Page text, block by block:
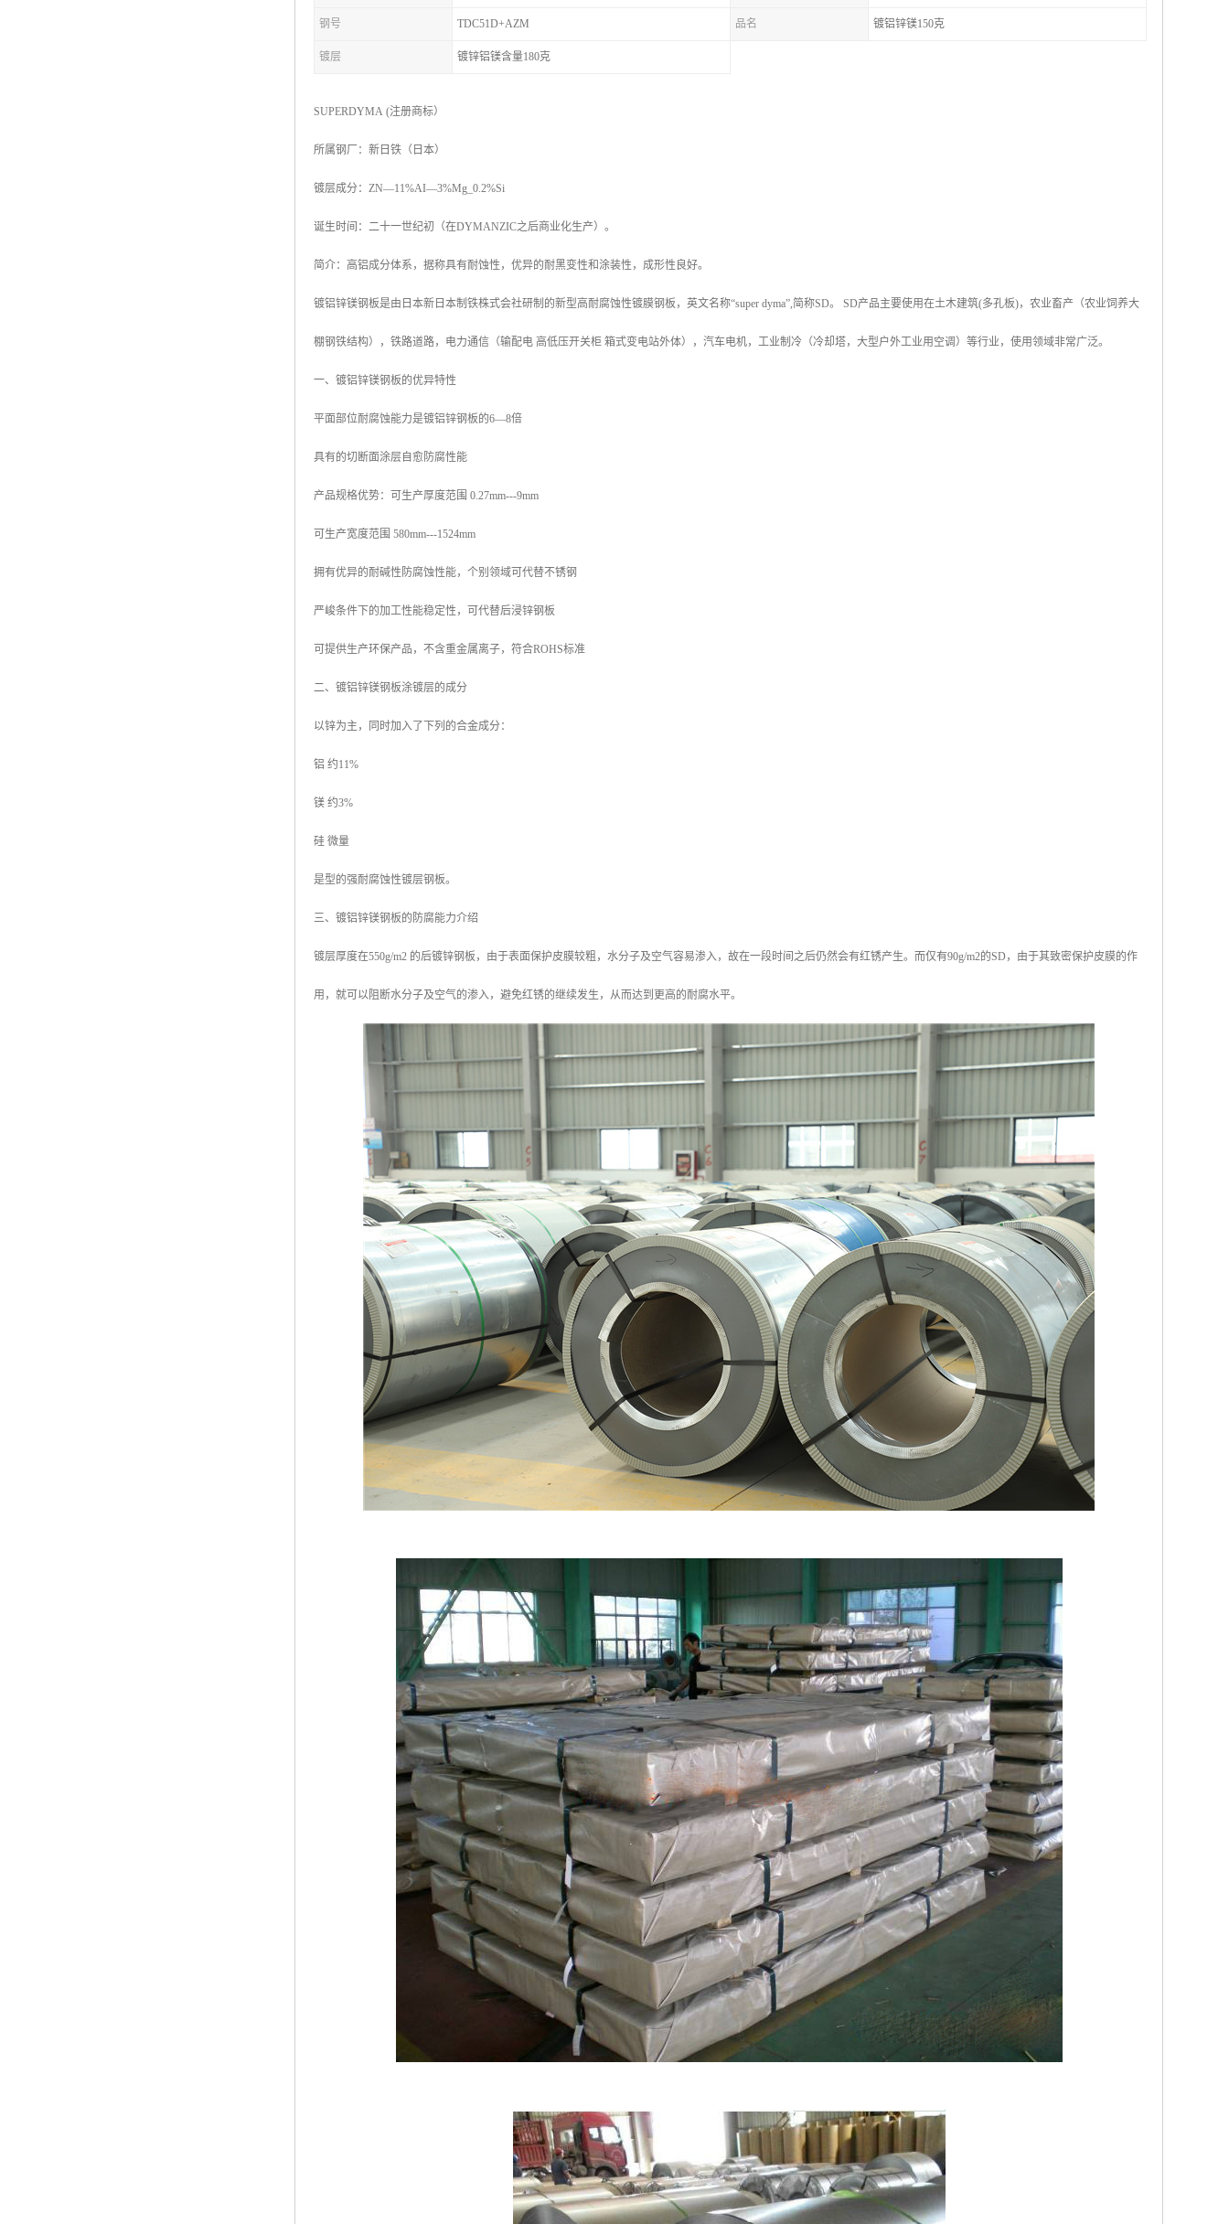
钢号 TDC51D+AZM 品名 镀铝锌镁150克
镀层 镀锌铝镁含量180克
SUPERDYMA (注册商标）
所属钢厂：新日铁（日本）
镀层成分：ZN—11%AI—3%Mg_0.2%Si
诞生时间：二十一世纪初（在DYMANZIC之后商业化生产）。
简介：高铝成分体系，据称具有耐蚀性，优异的耐黑变性和涂装性，成形性良好。
镀铝锌镁钢板是由日本新日本制铁株式会社研制的新型高耐腐蚀性镀膜钢板，英文名称“super dyma”,简称SD。 SD产品主要使用在土木建筑(多孔板)，农业畜产（农业饲养大
棚钢铁结构），铁路道路，电力通信（输配电 高低压开关柜 箱式变电站外体），汽车电机，工业制冷（冷却塔，大型户外工业用空调）等行业，使用领域非常广泛。
一、镀铝锌镁钢板的优异特性
平面部位耐腐蚀能力是镀铝锌钢板的6—8倍
具有的切断面涂层自愈防腐性能
产品规格优势：可生产厚度范围 0.27mm---9mm
可生产宽度范围 580mm---1524mm
拥有优异的耐碱性防腐蚀性能，个别领域可代替不锈钢
严峻条件下的加工性能稳定性，可代替后浸锌钢板
可提供生产环保产品，不含重金属离子，符合ROHS标准
二、镀铝锌镁钢板涂镀层的成分
以锌为主，同时加入了下列的合金成分：
铝 约11%
镁 约3%
硅 微量
是型的强耐腐蚀性镀层钢板。
三、镀铝锌镁钢板的防腐能力介绍
镀层厚度在550g/m2 的后镀锌钢板，由于表面保护皮膜较粗，水分子及空气容易渗入，故在一段时间之后仍然会有红锈产生。而仅有90g/m2的SD，由于其致密保护皮膜的作
用，就可以阻断水分子及空气的渗入，避免红锈的继续发生，从而达到更高的耐腐水平。